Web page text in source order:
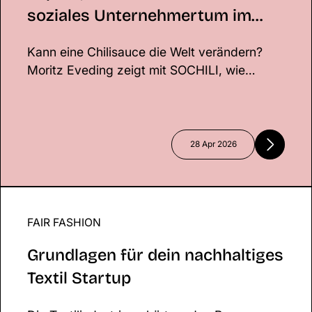
soziales Unternehmertum im
Kann eine Chilisauce die Welt verändern?
Moritz Eveding zeigt mit SOCHILI, wie
verbindet er wirtschaftlichen Erfolg mit
28 Apr 2026
FAIR FASHION
Grundlagen für dein nachhaltiges
Textil Startup
Grundlagen für dein nachhaltiges Textil Startup